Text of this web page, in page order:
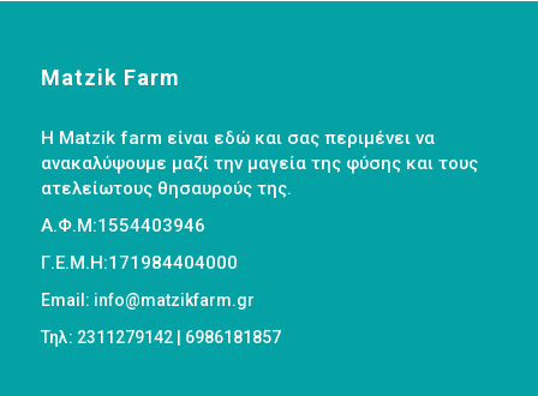
Matzik Farm
Η Matzik farm είναι εδώ και σας περιμένει να
ανακαλύψουμε μαζί την μαγεία της φύσης και τους
ατελείωτους θησαυρούς της.
Α.Φ.Μ:1554403946
Γ.Ε.Μ.Η:171984404000
Email: info@matzikfarm.gr
Τηλ: 2311279142 | 6986181857